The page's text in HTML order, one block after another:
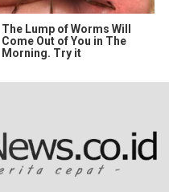
The Lump of Worms Will
Come Out of You in The
Morning. Try it